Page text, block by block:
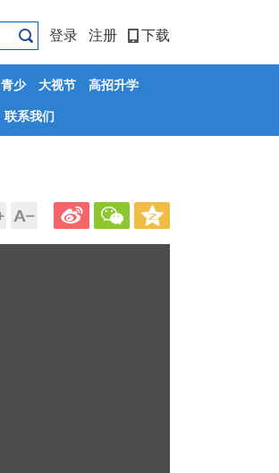
登录 注册 下载
青少 大视节
高招升学
联系我们